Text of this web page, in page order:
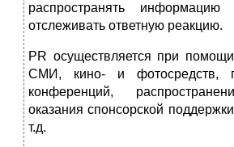
распространять
отслеживать ответную реакцию.
PR осуществляется при
СМИ, кино- и фотосредств,
конференций,
оказания спонсорской
т.д.